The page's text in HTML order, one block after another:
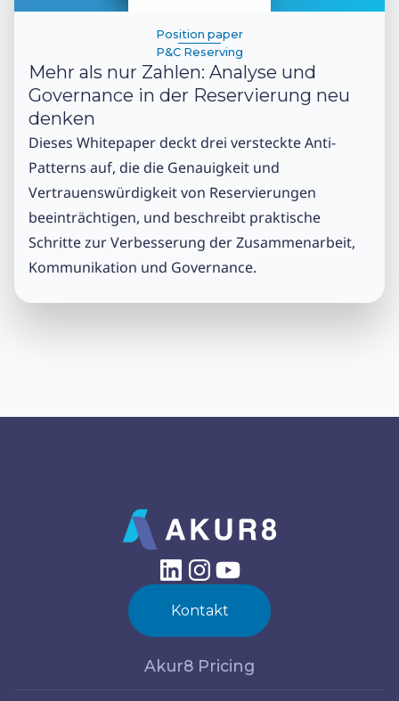
Position paper
P&C Reserving
Mehr als nur Zahlen: Analyse und
Governance in der Reservierung neu
denken
Dieses Whitepaper deckt drei versteckte Anti-
Patterns auf, die die Genauigkeit und
Vertrauenswürdigkeit von Reservierungen
beeinträchtigen, und beschreibt praktische
Schritte zur Verbesserung der Zusammenarbeit,
Kommunikation und Governance.
Kontakt
Akur8 Pricing